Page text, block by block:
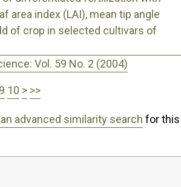
area index (LAI), mean tip angle
of crop in selected cultivars of
Vol. 59 No. 2 (2004)
9 10 > >>
advanced similarity search for this